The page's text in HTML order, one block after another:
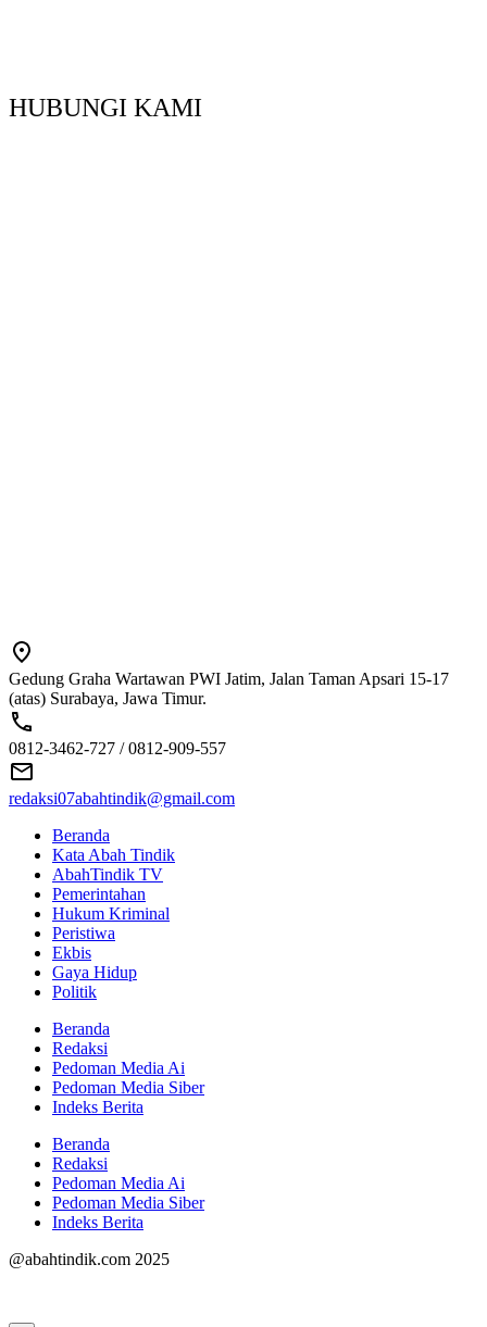
HUBUNGI KAMI
Gedung Graha Wartawan PWI Jatim, Jalan Taman Apsari 15-17
(atas) Surabaya, Jawa Timur.
0812-3462-727 / 0812-909-557
redaksi07abahtindik@gmail.com
Beranda
Kata Abah Tindik
AbahTindik TV
Pemerintahan
Hukum Kriminal
Peristiwa
Ekbis
Gaya Hidup
Politik
Beranda
Redaksi
Pedoman Media Ai
Pedoman Media Siber
Indeks Berita
Beranda
Redaksi
Pedoman Media Ai
Pedoman Media Siber
Indeks Berita
@abahtindik.com 2025